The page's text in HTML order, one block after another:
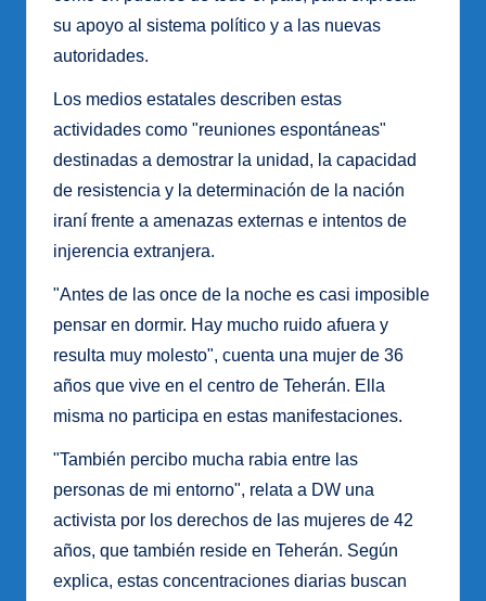
su apoyo al sistema político y a las nuevas
autoridades.
Los medios estatales describen estas
actividades como "reuniones espontáneas"
destinadas a demostrar la unidad, la capacidad
de resistencia y la determinación de la nación
iraní frente a amenazas externas e intentos de
injerencia extranjera.
"Antes de las once de la noche es casi imposible
pensar en dormir. Hay mucho ruido afuera y
resulta muy molesto", cuenta una mujer de 36
años que vive en el centro de Teherán. Ella
misma no participa en estas manifestaciones.
"También percibo mucha rabia entre las
personas de mi entorno", relata a DW una
activista por los derechos de las mujeres de 42
años, que también reside en Teherán. Según
explica, estas concentraciones diarias buscan